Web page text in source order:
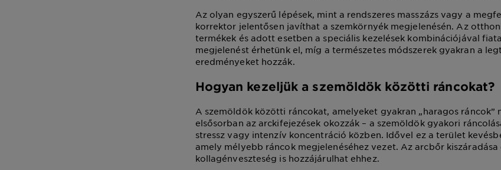
Az olyan egyszerű lépések, mint a rendszeres masszázs vagy a
korrektor jelentősen javíthat a szemkörnyék megjelenésén. Az
termékek és adott esetben a speciális kezelések kombinációjával
megjelenést érhetünk el, míg a természetes módszerek gyakran a
eredményeket hozzák.
Hogyan kezeljük a szemöldök közötti ráncokat?
A szemöldök közötti ráncokat, amelyeket gyakran „haragos ráncok”
elsősorban az arckifejezések okozzák – a szemöldök gyakori
stressz vagy intenzív koncentráció közben. Idővel ez a terület
amely mélyebb ráncok megjelenéséhez vezet. Az arcbőr kiszáradása
kollagénveszteség is hozzájárulhat ehhez.